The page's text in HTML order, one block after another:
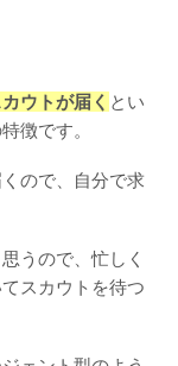
ウトが届く とい
徴です。
ので、自分で求
うので、忙しく
スカウトを待つ